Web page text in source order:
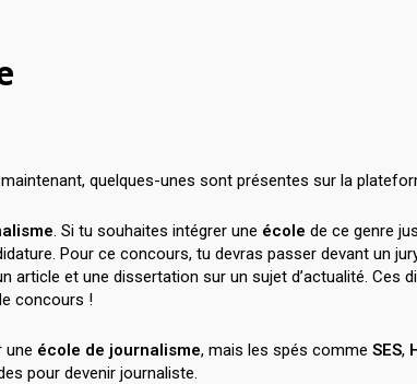
quelques-unes sont présentes sur la
. Si tu souhaites intégrer une école de ce genre
Pour ce concours, tu devras passer devant un
article et une dissertation sur un sujet d’actualité. Ces
concours !
une école de journalisme, mais les spés comme SES,
pour devenir journaliste.